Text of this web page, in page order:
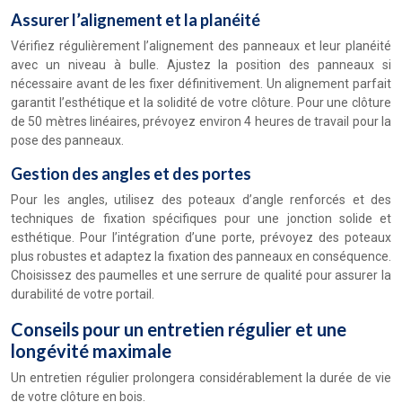
Assurer l’alignement et la planéité
Vérifiez régulièrement l’alignement des panneaux et leur planéité
avec un niveau à bulle. Ajustez la position des panneaux si
nécessaire avant de les fixer définitivement. Un alignement parfait
garantit l’esthétique et la solidité de votre clôture. Pour une clôture
de 50 mètres linéaires, prévoyez environ 4 heures de travail pour la
pose des panneaux.
Gestion des angles et des portes
Pour les angles, utilisez des poteaux d’angle renforcés et des
techniques de fixation spécifiques pour une jonction solide et
esthétique. Pour l’intégration d’une porte, prévoyez des poteaux
plus robustes et adaptez la fixation des panneaux en conséquence.
Choisissez des paumelles et une serrure de qualité pour assurer la
durabilité de votre portail.
Conseils pour un entretien régulier et une
longévité maximale
Un entretien régulier prolongera considérablement la durée de vie
de votre clôture en bois.